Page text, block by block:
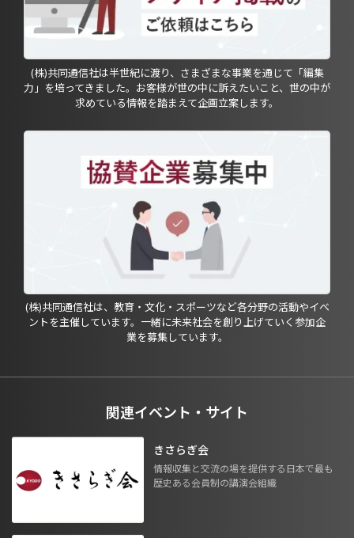
(株)共同通信社は半世紀に渡り、さまざまな事業を通じて「編集
力」を培ってきました。お客様が世の中に訴えたいこと、世の中が
求めている情報を踏まえて企画立案します。
(株)共同通信社は、教育・文化・スポーツなど各分野の活動やイベ
ントを主催しています。一緒に未来社会を創り上げていく参加企
業を募集しています。
関連イベント・サイト
きさらぎ会
情報収集と交流の場を提供する日本で最も
歴史ある会員制の講演会組織